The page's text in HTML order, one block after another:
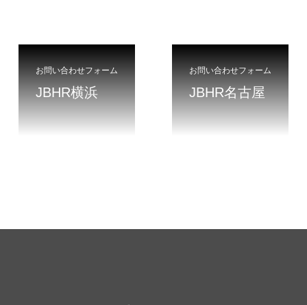
お問い合わせフォーム
JBHR横浜
お問い合わせフォーム
JBHR名古屋